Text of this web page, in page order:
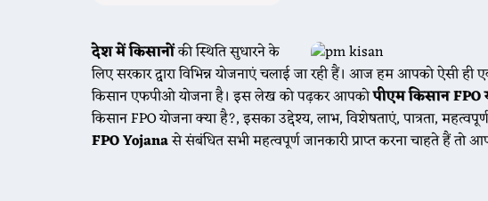
देश में किसानोंकी स्थिति सुधारने के
लिए सरकार द्वारा विभिन्न योजनाएं चलाई जा रही हैं। आज हम आपको ऐसी
किसान एफपीओ योजना है। इस लेख को पढ़कर आपकोपीएम किसान FPO
किसान FPO योजना क्या है?, इसका उद्देश्य, लाभ, विशेषताएं, पात्रता,
FPO Yojanaसे संबंधित सभी महत्वपूर्ण जानकारी प्राप्त करना चाहते हैं
🌾 आज 20 मई के
🌾 आज 20 मई